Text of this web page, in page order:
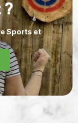
Sports et